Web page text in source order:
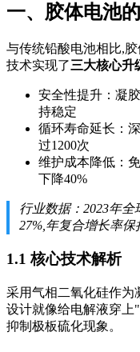
一、胶体电池
与传统铅酸电池相比,
技术实现了三大核心升
安全性提升：凝
持稳定
循环寿命延长：
过1200次
维护成本降低：
下降40%
行业数据：2023年
27%,年复合增长率保
1.1 核心技术解析
采用气相二氧化硅作为
设计就像给电解液穿上
抑制极板硫化现象。